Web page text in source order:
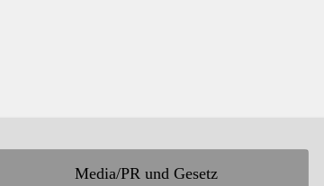
Media/PR und Gesetz